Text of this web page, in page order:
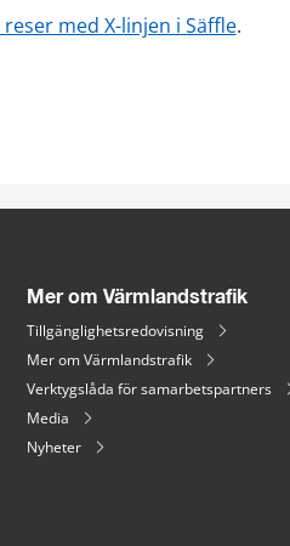
med X-linjen i Säffle.
Mer om Värmlandstrafik
Tillgänglighetsredovisning
Mer om Värmlandstrafik
Verktygslåda för samarbetspartners
Media
Nyheter